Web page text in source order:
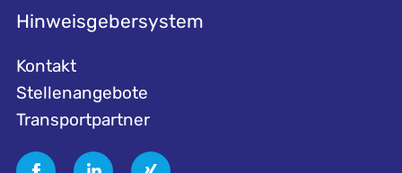
Hinweisgebersystem
Kontakt
Stellenangebote
Transportpartner